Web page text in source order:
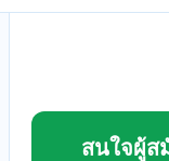
สนใจผู้ส